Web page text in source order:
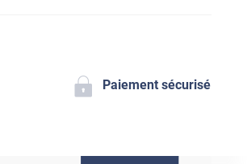
Paiement sécurisé